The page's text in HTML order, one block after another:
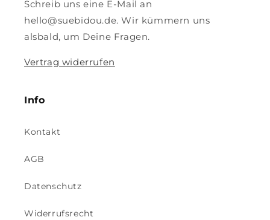
Schreib uns eine E-Mail an
hello@suebidou.de. Wir kümmern uns
alsbald, um Deine Fragen.
Vertrag widerrufen
Info
Kontakt
AGB
Datenschutz
Widerrufsrecht